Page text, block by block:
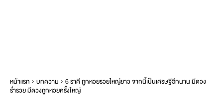
หน้าแรก บทความ
6 ราศี ถูกหวยรวยใหญ่ยาว จากนี้เป็นเศรษฐีอีกนาน มีดวง
ร่ำรวย มีดวงถูกหวยครั้งใหญ่